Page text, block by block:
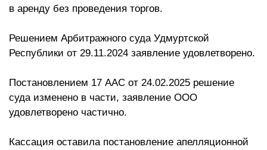
в аренду без проведения торгов.
Решением Арбитражного суда Удмуртской
Республики от 29.11.2024 заявление удовлетворено.
Постановлением 17 ААС от 24.02.2025 решение
суда изменено в части, заявление ООО
удовлетворено частично.
Кассация оставила постановление апелляционной